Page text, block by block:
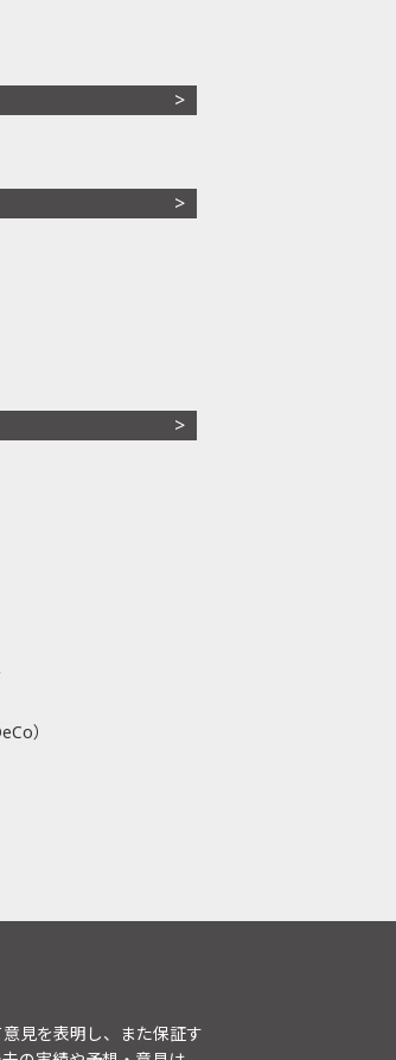
）
見を表明し、また保証す